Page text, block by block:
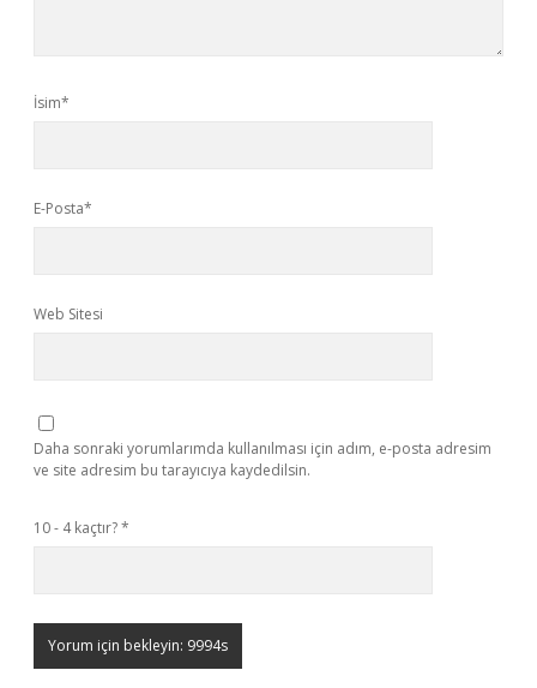
İsim*
E-Posta*
Web Sitesi
Daha sonraki yorumlarımda kullanılması için adım, e-posta adresim
ve site adresim bu tarayıcıya kaydedilsin.
10 - 4 kaçtır?*